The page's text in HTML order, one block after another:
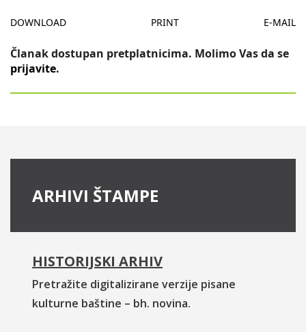
DOWNLOAD PRINT E-MAIL
Članak dostupan pretplatnicima. Molimo Vas da se
prijavite.
ARHIVI ŠTAMPE
HISTORIJSKI ARHIV
Pretražite digitalizirane verzije pisane
kulturne baštine – bh. novina.